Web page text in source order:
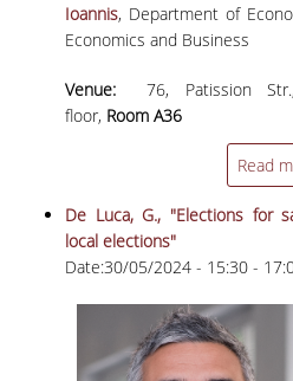
Ioannis, Department of
Economics and Business
Venue:
76, Patission
floor, Room A36
Read
De Luca, G., "Elections for
local elections"
Date:30/05/2024 - 15:30 -